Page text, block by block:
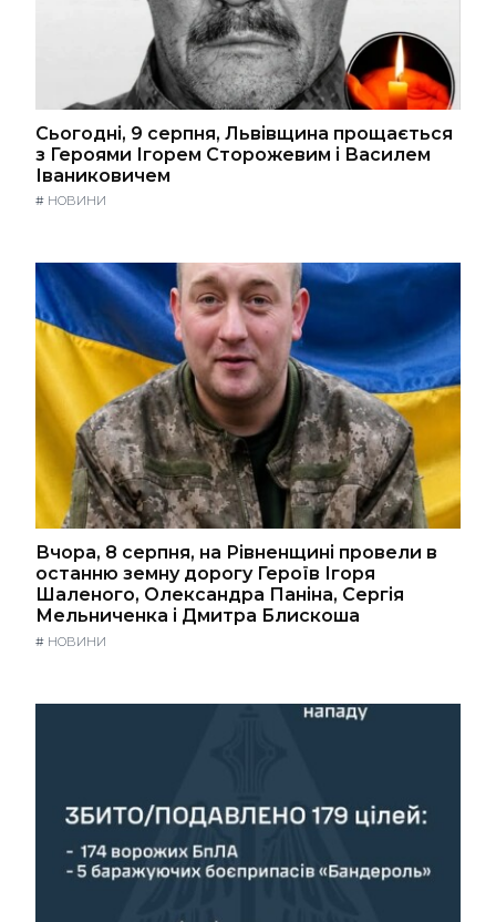
Сьогодні, 9 серпня, Львівщина прощається
з Героями Ігорем Сторожевим і Василем
Іваниковичем
# НОВИНИ
Вчора, 8 серпня, на Рівненщині провели в
останню земну дорогу Героїв Ігоря
Шаленого, Олександра Паніна, Сергія
Мельниченка і Дмитра Блискоша
# НОВИНИ